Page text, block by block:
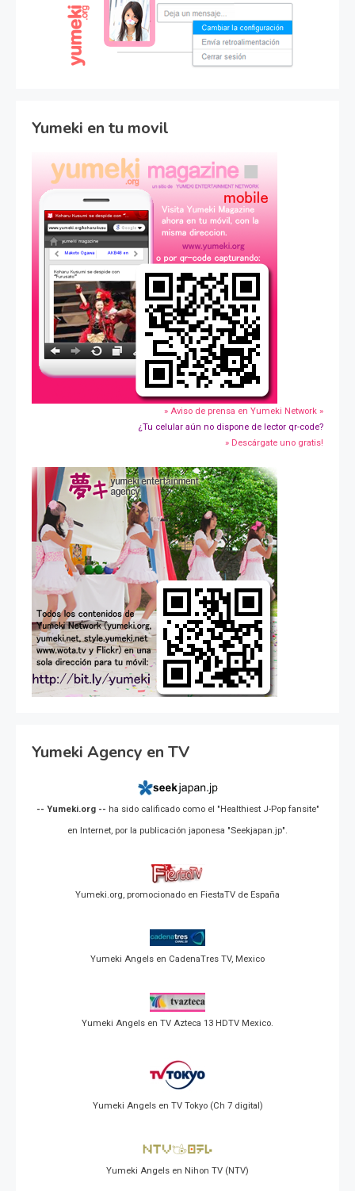
Yumeki en tu movil
» Aviso de prensa en Yumeki Network »
¿Tu celular aún no dispone de lector qr-code?
» Descárgate uno gratis!
Yumeki Agency en TV
-- Yumeki.org -- ha sido calificado como el "Healthiest J-Pop fansite"
en Internet, por la publicación japonesa "Seekjapan.jp".
Yumeki.org, promocionado en FiestaTV de España
Yumeki Angels en CadenaTres TV, Mexico
Yumeki Angels en TV Azteca 13 HDTV Mexico.
Yumeki Angels en TV Tokyo (Ch 7 digital)
Yumeki Angels en Nihon TV (NTV)